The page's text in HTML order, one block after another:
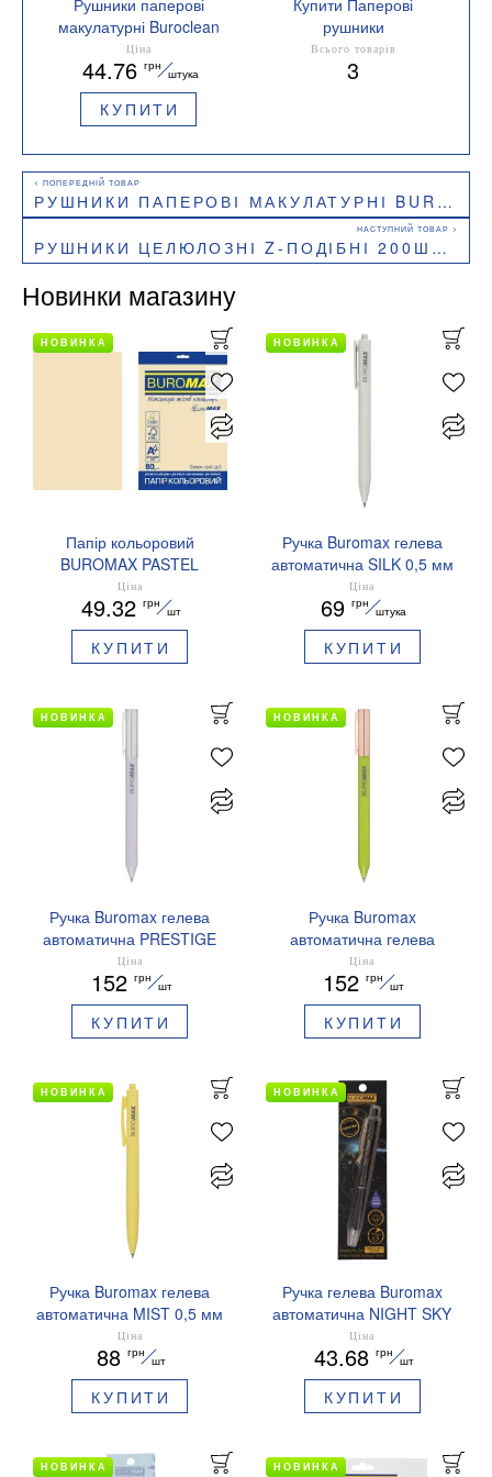
макулатурні Buroclean
10100111 V-подібні
23х24 см 160 шт. сірі
Ціна
44.76 грн
штука
КУПИТИ
рушники
Кількість в упаковці 160
шт
Всього товарів
3
РУШНИКИ ПАПЕРОВІ МАКУЛАТУРНІ BUROCLEAN V-ПОДІБНІ 200ШТ ЗЕЛЕНІ 10100107_K
РУШНИКИ ЦЕЛЮЛОЗНІ Z-ПОДІБНІ 200ШТ БІЛИЙ BUROCLEAN 10100115
Новинки магазину
Папір кольоровий
BUROMAX PASTEL
EUROMAX 20 арк А4 80 г/
мс BM.2721220E-08
Ціна
49.32 грн
шт
КУПИТИ
НОВИНКА
Ручка Buromax гелева
автоматична SILK 0,5 мм
сині чорнила BM.83100
Ціна
69 грн
штука
КУПИТИ
НОВИНКА
Ручка Buromax гелева
автоматична PRESTIGE
SILVER 0,5 мм сині
чорнила BM.83102
Ціна
152 грн
шт
КУПИТИ
НОВИНКА
Ручка Buromax
автоматична гелева
PRESTIGE GOLD 0,5 мм
сині чорнила BM.83101
Ціна
152 грн
шт
КУПИТИ
НОВИНКА
Ручка Buromax гелева
автоматична MIST 0,5 мм
сині чорнила BM.83103
Ціна
88 грн
шт
КУПИТИ
НОВИНКА
Ручка гелева Buromax
автоматична NIGHT SKY
ZODIAC 0.5 мм
ароматизований грип синє
чорнило BM.8379-01
Ціна
43.68 грн
шт
КУПИТИ
НОВИНКА
НОВИНКА НОВИНКА